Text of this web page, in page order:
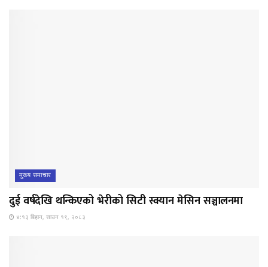
मुख्य समाचार
दुई वर्षदेखि थन्किएको भेरीको सिटी स्क्यान मेसिन सञ्चालनमा
४:१३ बिहान, साउन १९, २०८३